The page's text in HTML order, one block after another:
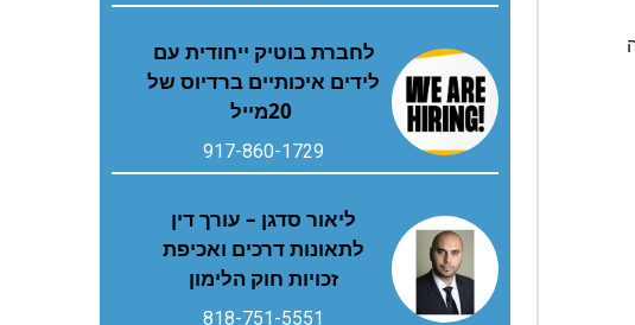
‬20‭ ‬מייל
917-860-1729
ליאור סדגן – עורך דין
לתאונות דרכים ואכיפת
זכויות חוק הלימון
818-751-5551